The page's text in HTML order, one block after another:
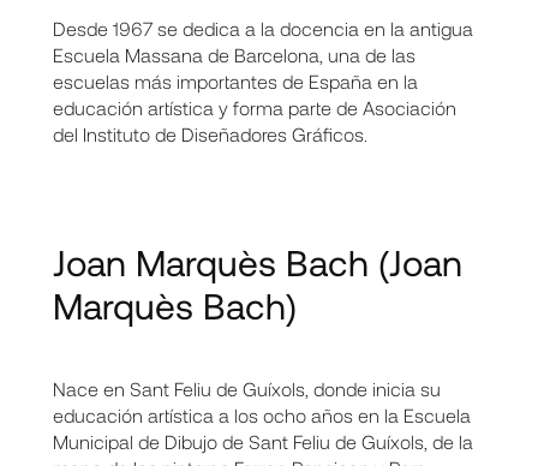
Desde 1967 se dedica a la docencia en la antigua
Escuela Massana de Barcelona, una de las
escuelas más importantes de España en la
educación artística y forma parte de Asociación
del Instituto de Diseñadores Gráficos.
Joan Marquès Bach (Joan
Marquès Bach)
Nace en Sant Feliu de Guíxols, donde inicia su
educación artística a los ocho años en la Escuela
Municipal de Dibujo de Sant Feliu de Guíxols, de la